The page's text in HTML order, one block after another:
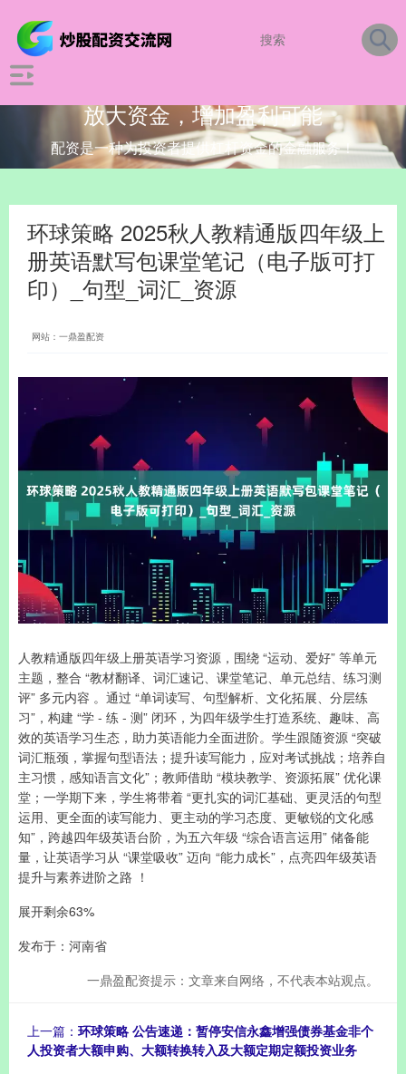
放大资金，增加盈利可能
配资是一种为投资者提供杠杆资金的金融服务！
环球策略 2025秋人教精通版四年级上
册英语默写包课堂笔记（电子版可打
印）_句型_词汇_资源
网站：一鼎盈配资
人教精通版四年级上册英语学习资源，围绕 “运动、爱好” 等单元
主题，整合 “教材翻译、词汇速记、课堂笔记、单元总结、练习测
评” 多元内容 。通过 “单词读写、句型解析、文化拓展、分层练
习”，构建 “学 - 练 - 测” 闭环，为四年级学生打造系统、趣味、高
效的英语学习生态，助力英语能力全面进阶。学生跟随资源 “突破
词汇瓶颈，掌握句型语法；提升读写能力，应对考试挑战；培养自
主习惯，感知语言文化”；教师借助 “模块教学、资源拓展” 优化课
堂；一学期下来，学生将带着 “更扎实的词汇基础、更灵活的句型
运用、更全面的读写能力、更主动的学习态度、更敏锐的文化感
知”，跨越四年级英语台阶，为五六年级 “综合语言运用” 储备能
量，让英语学习从 “课堂吸收” 迈向 “能力成长”，点亮四年级英语
提升与素养进阶之路 ！
展开剩余63%
发布于：河南省
一鼎盈配资提示：文章来自网络，不代表本站观点。
上一篇： 环球策略 公告速递：暂停安信永鑫增强债券基金非个
人投资者大额申购、大额转换转入及大额定期定额投资业务